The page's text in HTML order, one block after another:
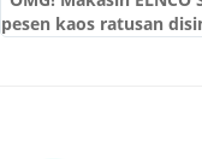
pesen kaos ratusan